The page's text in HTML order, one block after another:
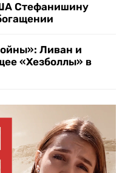
Стефанишину
Ливан и
«Хезболлы» в